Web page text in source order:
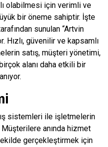
olabilmesi için verimli ve
bir öneme sahiptir. İşte
sunulan “Artvin
Hızlı, güvenilir ve kapsamlı
satış, müşteri yönetimi,
alanı daha etkili bir
sistemleri ile işletmelerin
anında hizmet
gerçekleştirmek için